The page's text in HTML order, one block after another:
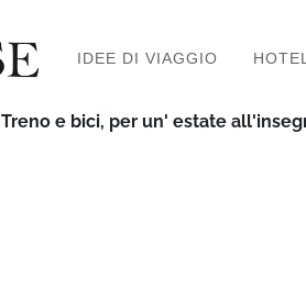
IDEE DI VIAGGIO HOTEL
Treno e bici, per un' estate